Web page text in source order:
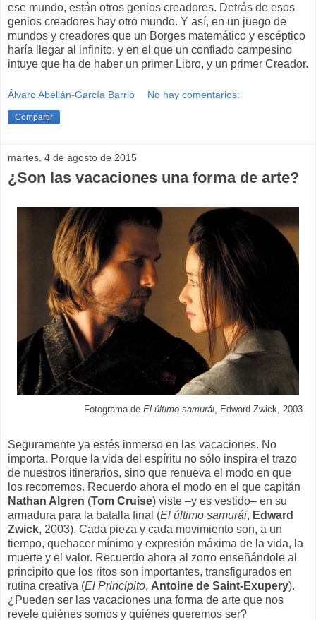
ese mundo, están otros genios creadores. Detrás de esos
genios creadores hay otro mundo. Y así, en un juego de
mundos y creadores que un Borges matemático y escéptico
haría llegar al infinito, y en el que un confiado campesino
intuye que ha de haber un primer Libro, y un primer Creador.
Álvaro Abellán-García Barrio No hay comentarios:
Compartir
martes, 4 de agosto de 2015
¿Son las vacaciones una forma de arte?
Fotograma de El último samurái, Edward Zwick, 2003.
Seguramente ya estés inmerso en las vacaciones. No
importa. Porque la vida del espíritu no sólo inspira el trazo
de nuestros itinerarios, sino que renueva el modo en que
los recorremos. Recuerdo ahora el modo en el que capitán
Nathan Algren (Tom Cruise) viste –y es vestido– en su
armadura para la batalla final (El último samurái, Edward
Zwick, 2003). Cada pieza y cada movimiento son, a un
tiempo, quehacer mínimo y expresión máxima de la vida, la
muerte y el valor. Recuerdo ahora al zorro enseñándole al
principito que los ritos son importantes, transfigurados en
rutina creativa (El Principito, Antoine de Saint-Exupery).
¿Pueden ser las vacaciones una forma de arte que nos
revele quiénes somos y quiénes queremos ser?